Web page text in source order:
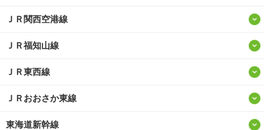
ＪＲ関西空港線
ＪＲ福知山線
ＪＲ東西線
ＪＲおおさか東線
東海道新幹線